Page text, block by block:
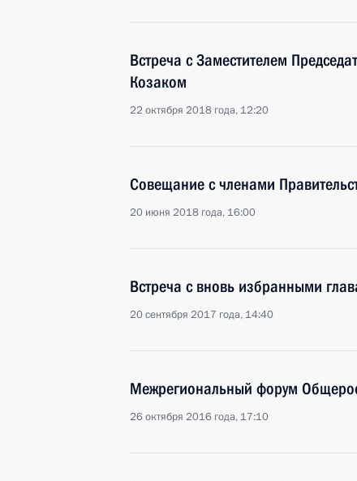
Встреча с Заместителем
Козаком
22 октября 2018 года, 12:20
Совещание с членами
20 июня 2018 года, 16:00
Встреча с вновь избранными
20 сентября 2017 года, 14:40
Межрегиональный форум
26 октября 2016 года, 17:10